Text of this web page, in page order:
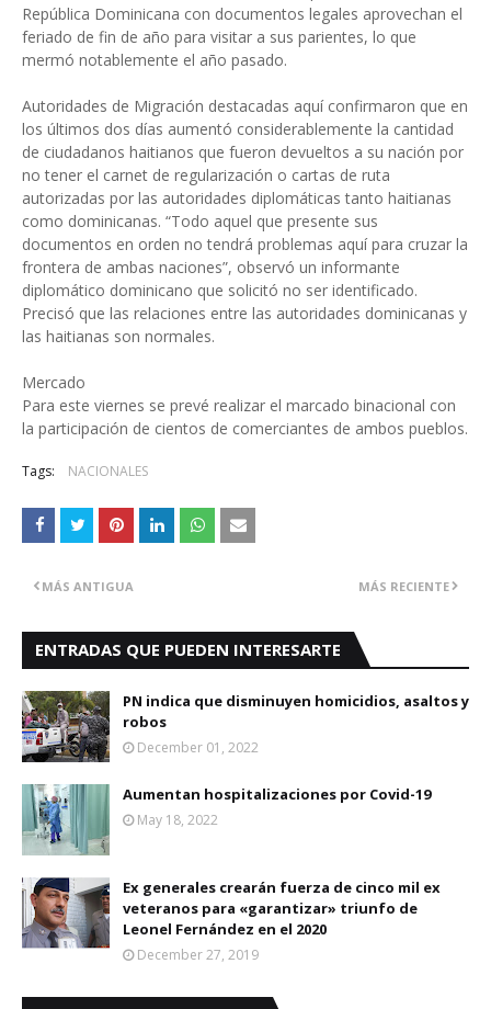
República Dominicana con documentos legales aprovechan el
feriado de fin de año para visitar a sus parientes, lo que
mermó notablemente el año pasado.
Autoridades de Migración destacadas aquí confirmaron que en
los últimos dos días aumentó considerablemente la cantidad
de ciudadanos haitianos que fueron devueltos a su nación por
no tener el carnet de regularización o cartas de ruta
autorizadas por las autoridades diplomáticas tanto haitianas
como dominicanas. “Todo aquel que presente sus
documentos en orden no tendrá problemas aquí para cruzar la
frontera de ambas naciones”, observó un informante
diplomático dominicano que solicitó no ser identificado.
Precisó que las relaciones entre las autoridades dominicanas y
las haitianas son normales.
Mercado
Para este viernes se prevé realizar el marcado binacional con
la participación de cientos de comerciantes de ambos pueblos.
Tags: NACIONALES
MÁS RECIENTE
MÁS ANTIGUA
ENTRADAS QUE PUEDEN INTERESARTE
PN indica que disminuyen homicidios, asaltos y
robos
December 01, 2022
Aumentan hospitalizaciones por Covid-19
May 18, 2022
Ex generales crearán fuerza de cinco mil ex
veteranos para «garantizar» triunfo de
Leonel Fernández en el 2020
December 27, 2019